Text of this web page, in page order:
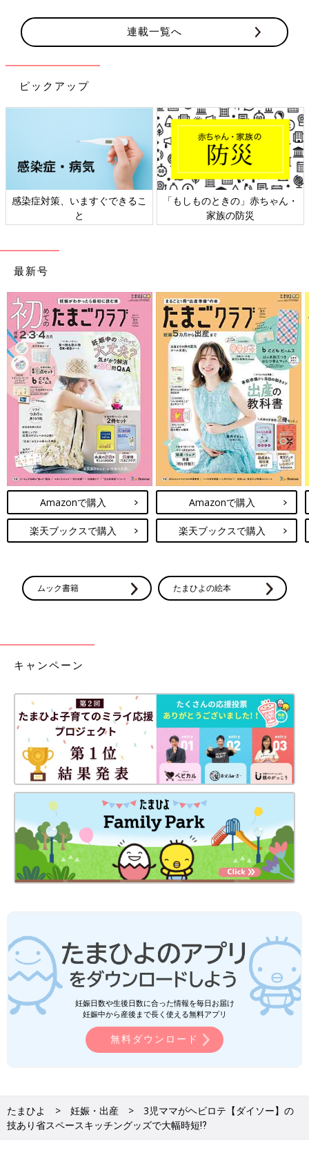
続いてご紹介するのもダイソーで取扱いのある「キッチンゴミ箱
スクエア」（300円・税抜）商品です。
るキッチン用ゴミ箱で、調理中に出た野菜くずや食品包装袋など
をスマートに捨てることができますよ。
ポイント① 手元の生ごみをすぐに捨てられる♪
ろ。作業スペースや流し台の近くに設置すればすぐに広々と使え
ます。設置も簡単でキッチンの引き出しにゴミ箱を吊り下げるだ
2つめのポイントはゴミ箱の大きさを変えられるところ。真ん中
きるんです。
時短＆省スペースなうえにコスパも最強！
連載一覧へ
ピックアップ
感染症対策、いますぐできるこ
と
「もしものときの」赤ちゃん・
家族の防災
最新号
Amazonで購入
楽天ブックスで購入
Amazonで購入
楽天ブックスで購入
ムック書籍 たまひよの絵本
キャンペーン
妊娠日数や生後日数に合った情報を毎日お届け
妊娠中から産後まで長く使える無料アプリ
無料ダウンロード
たまひよ 妊娠・出産
3児ママがヘビロテ【ダイソー】の
技あり省スペースキッチングッズで大幅時短⁉